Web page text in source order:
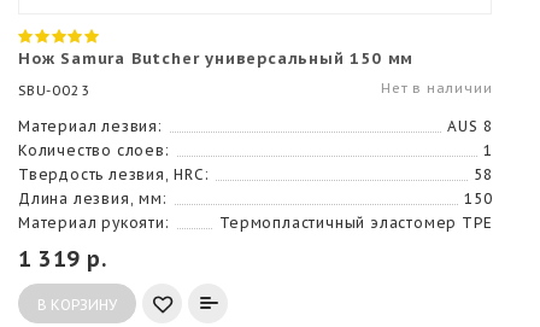
Нож Samura Butcher универсальный 150 мм
SBU-0023 Нет в наличии
Материал лезвия:
AUS 8
Количество слоев:
1
Твердость лезвия, HRC:
58
Длина лезвия, мм:
150
Материал рукояти:
Термопластичный эластомер TPE
1 319 р.
В КОРЗИНУ